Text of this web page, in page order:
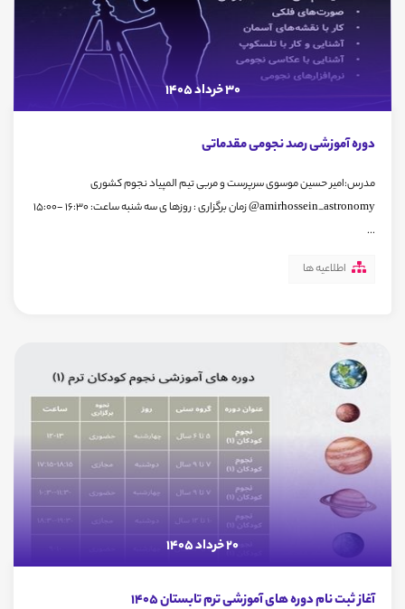
30 خرداد 1405
دوره آموزشی رصد نجومی مقدماتی
مدرس:امیر حسین موسوی سرپرست و مربی تیم المپیاد نجوم کشوری
amirhossein_astronomy@ زمان برگزاری : روزها ی سه شنبه ساعت: 16:30 -15:00
...
اطلاعیه ها
20 خرداد 1405
آغاز ثبت نام دوره های آموزشی ترم تابستان 1405